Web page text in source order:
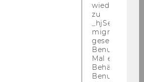
und Qua­li­fi­ka­tio­
Master-​Studium der Sozial-​
mit Bezug zu
bzw. ab­ge­schlos­se­nes
oder gleich­wer­ti­ges Uni­ver­si­
zu
migrieren.
gesetzt,
Benutzer
Mal eine
Behält die
Benutzer-ID